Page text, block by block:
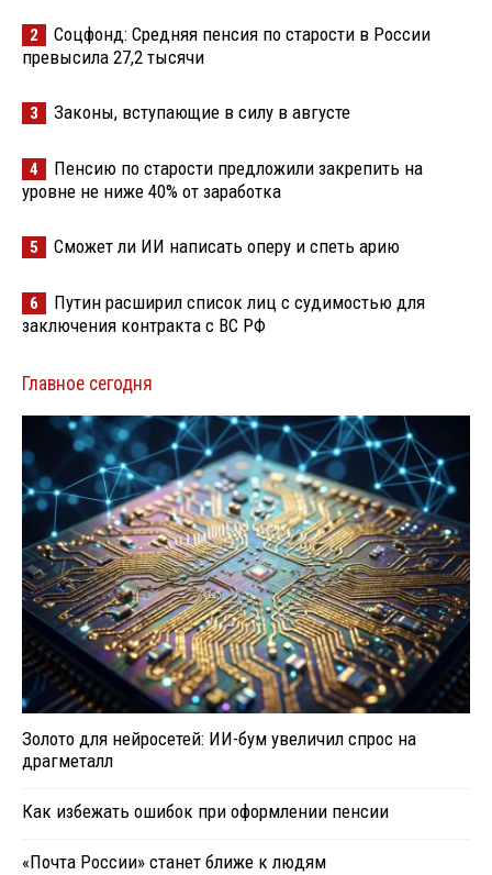
2
Соцфонд: Средняя пенсия по старости в России
превысила 27,2 тысячи
3 Законы, вступающие в силу в августе
4
Пенсию по старости предложили закрепить на
уровне не ниже 40% от заработка
5 Сможет ли ИИ написать оперу и спеть арию
6
Путин расширил список лиц с судимостью для
заключения контракта с ВС РФ
Главное сегодня
Золото для нейросетей: ИИ-бум увеличил спрос на
драгметалл
Как избежать ошибок при оформлении пенсии
«Почта России» станет ближе к людям